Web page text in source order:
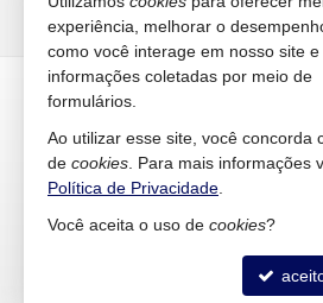
MANHÃES IMÓVEIS
sala 306
Edifício Helbor Dual
Corporate
Bairro América - 89201-
mapa google
experiência, melhorar o
como você interage em nosso site
informações coletadas por meio de
formulários.
Ao utilizar esse site, você concorda
de cookies . Para mais informações
Política de Privacidade
Você aceita o uso de cookies?